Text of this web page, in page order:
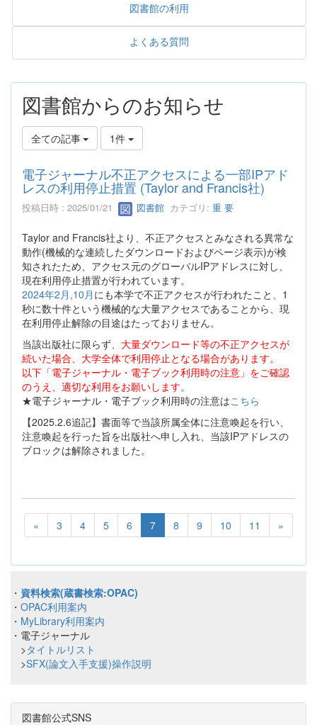
図書館の利用
よくある質問
図書館からのお知らせ
全ての記事 1件
電子ジャーナル不正アクセスによる一部IPアド
レスの利用停止措置 (Taylor and Francis社)
投稿日時 : 2025/01/21 図書館 カテゴリ: 重 要
Taylor and Francis社より、不正アクセスとみなされる異常な
動作(機械的な連続したダウンロードおよびページ表示)が検
知されたため、アクセス元のグローバルIPアドレスに対し、
現在利用停止措置が行われています。
2024年2月,10月 にも本学で不正アクセスが行われたこと、1
秒に数十件という機械的な大量アクセスであることから、現
在利用停止解除の目途はたっておりません。
当該出版社に限らず、 大量ダウンロード等の不正アクセスが
続いた場合、大学全体で利用停止となる場合があります。
以下「電子ジャーナル・電子ブック利用時の注意」をご確認
のうえ、適切な利用をお願いします。
★電子ジャーナル・電子ブック利用時の注意はこちら
【2025.2.6追記】書面等で当該所属全体に注意喚起を行い、
注意喚起を行った旨を出版社へ申し入れ、当該IPアドレスの
ブロックは解除されました。
« 3 4 5 6 7 8 9 10 11 »
・ 資料検索(蔵書検索:OPAC)
・ OPAC利用案内
・ MyLibrary利用案内
・電子ジャーナル
>タイトルリスト
>SFX(論文入手支援)操作説明
図書館公式SNS